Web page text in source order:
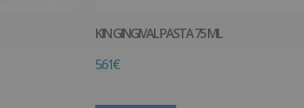
KIN GINGIVAL PASTA 75 ML
5.61€